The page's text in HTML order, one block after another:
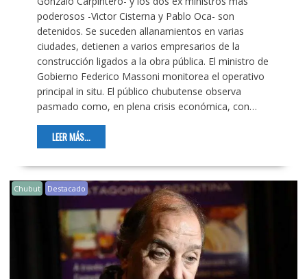
poderosos -Victor Cisterna y Pablo Oca- son
detenidos. Se suceden allanamientos en varias
ciudades, detienen a varios empresarios de la
construcción ligados a la obra pública. El ministro de
Gobierno Federico Massoni monitorea el operativo
principal in situ. El público chubutense observa
pasmado como, en plena crisis económica, con…
LEER MÁS...
Chubut Destacado